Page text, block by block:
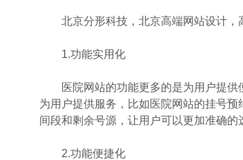
北京分形科技，北京高端网站设计，
1.功能实用化
医院网站的功能更多的是为用户提供
为用户提供服务，比如医院网站的挂号
间段和剩余号源，让用户可以更加准确的
2.功能便捷化